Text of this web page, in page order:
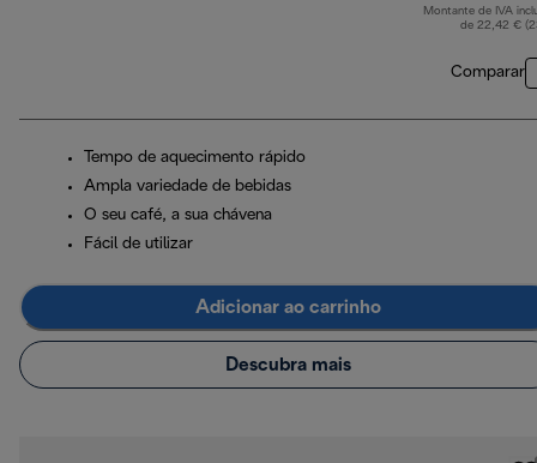
Montante de IVA
de 22,42 €
Comparar
Tempo de aquecimento rápido
Ampla variedade de bebidas
O seu café, a sua chávena
Fácil de utilizar
Adicionar ao carrinho
Descubra mais